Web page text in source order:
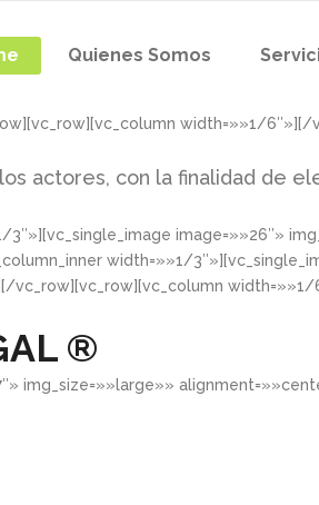
Quienes Somos
width=»»1/
actores, con la finalidad de
image=»»26″»
width=»»1/
®
img_size=»»large»»